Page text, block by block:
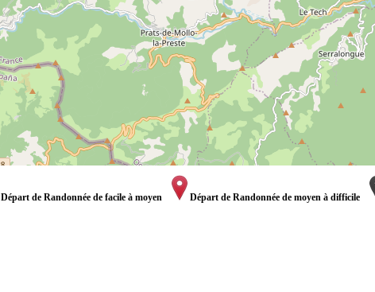
Départ de Randonnée de facile à moyen Départ de Randonnée de moyen à difficile